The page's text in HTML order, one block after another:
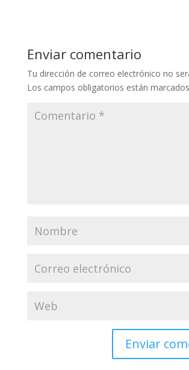
Enviar comentario
Tu dirección de correo electrónico no
Los campos obligatorios están